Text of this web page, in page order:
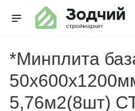
*Минплита
5,76м2(8шт)